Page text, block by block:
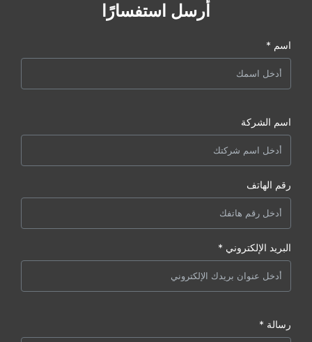
أرسل استفسارًا
اسم *
اسم الشركة
رقم الهاتف
البريد الإلكتروني *
رسالة *